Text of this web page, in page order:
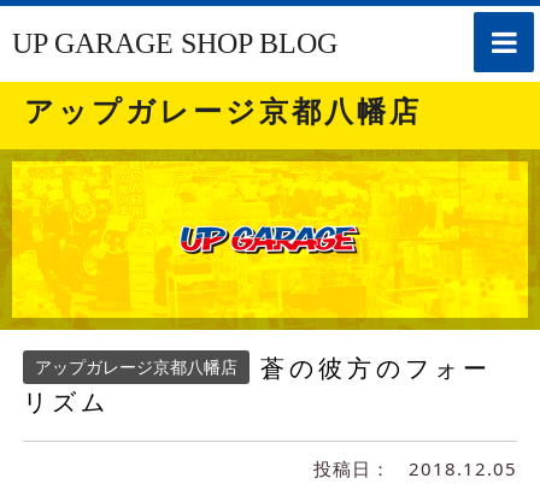
toggle
UP GARAGE SHOP BLOG
アップガレージ京都八幡店
アップガレージ京都八幡店
蒼の彼方のフォー
リズム
投稿日： 2018.12.05